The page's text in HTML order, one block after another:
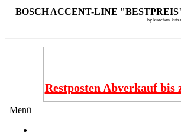
BOSCH ACCENT-LINE
by kuechen-
Restposten Abverkauf bis
Menü